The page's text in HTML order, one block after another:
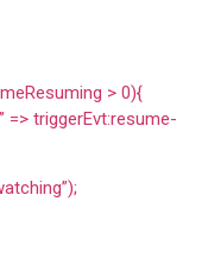
> 0){
=> triggerEvt:resume-